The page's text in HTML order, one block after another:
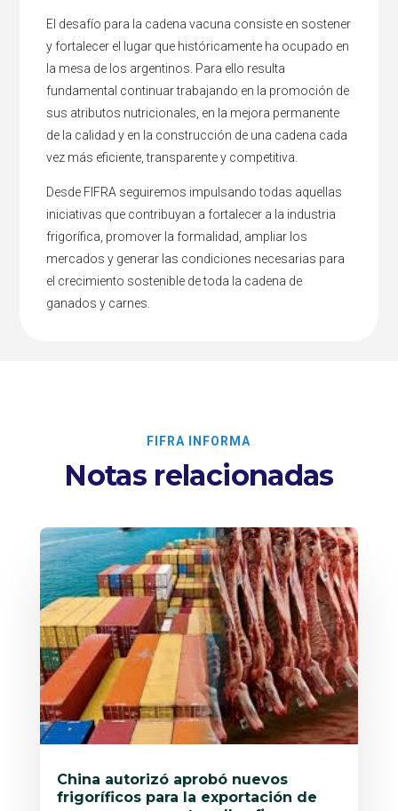
El desafío para la cadena vacuna consiste en sostener
y fortalecer el lugar que históricamente ha ocupado en
la mesa de los argentinos. Para ello resulta
fundamental continuar trabajando en la promoción de
sus atributos nutricionales, en la mejora permanente
de la calidad y en la construcción de una cadena cada
vez más eficiente, transparente y competitiva.
Desde FIFRA seguiremos impulsando todas aquellas
iniciativas que contribuyan a fortalecer a la industria
frigorífica, promover la formalidad, ampliar los
mercados y generar las condiciones necesarias para
el crecimiento sostenible de toda la cadena de
ganados y carnes.
FIFRA INFORMA
Notas relacionadas
China autorizó aprobó nuevos
frigoríficos para la exportación de